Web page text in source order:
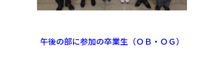
午後の部に参加の卒業生（ＯＢ・ＯＧ）